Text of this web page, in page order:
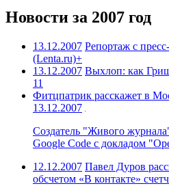
Новости за 2007 год
13.12.2007 Репортаж с
(Lenta.ru)+
13.12.2007 Выхлоп: как
11
Фитцпатрик расскажет в
13.12.2007
Создатель "Живого
Google Code с докладом
12.12.2007 Павел Дуров
обсчетом «В контакте»